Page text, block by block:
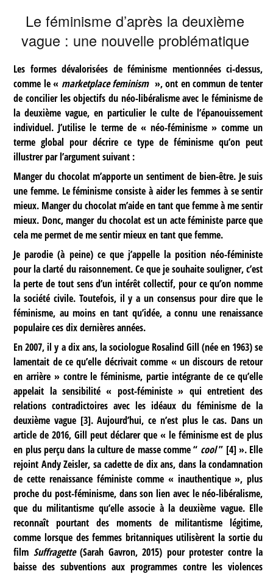
Le féminisme d’après la deuxième
vague : une nouvelle problématique
Les formes dévalorisées de féminisme mentionnées ci-dessus,
comme le « marketplace feminism », ont en commun de tenter
de concilier les objectifs du néo-libéralisme avec le féminisme de
la deuxième vague, en particulier le culte de l’épanouissement
individuel. J’utilise le terme de « néo-féminisme » comme un
terme global pour décrire ce type de féminisme qu’on peut
illustrer par l’argument suivant :
Manger du chocolat m’apporte un sentiment de bien-être. Je suis
une femme. Le féminisme consiste à aider les femmes à se sentir
mieux. Manger du chocolat m’aide en tant que femme à me sentir
mieux. Donc, manger du chocolat est un acte féministe parce que
cela me permet de me sentir mieux en tant que femme.
Je parodie (à peine) ce que j’appelle la position néo-féministe
pour la clarté du raisonnement. Ce que je souhaite souligner, c’est
la perte de tout sens d’un intérêt collectif, pour ce qu’on nomme
la société civile. Toutefois, il y a un consensus pour dire que le
féminisme, au moins en tant qu’idée, a connu une renaissance
populaire ces dix dernières années.
En 2007, il y a dix ans, la sociologue Rosalind Gill (née en 1963) se
lamentait de ce qu’elle décrivait comme « un discours de retour
en arrière » contre le féminisme, partie intégrante de ce qu’elle
appelait la sensibilité « post-féministe » qui entretient des
relations contradictoires avec les idéaux du féminisme de la
deuxième vague[3]. Aujourd’hui, ce n’est plus le cas. Dans un
article de 2016, Gill peut déclarer que « le féminisme est de plus
en plus perçu dans la culture de masse comme “ cool” [4] ». Elle
rejoint Andy Zeisler, sa cadette de dix ans, dans la condamnation
de cette renaissance féministe comme « inauthentique », plus
proche du post-féminisme, dans son lien avec le néo-libéralisme,
que du militantisme qu’elle associe à la deuxième vague. Elle
reconnaît pourtant des moments de militantisme légitime,
comme lorsque des femmes britanniques utilisèrent la sortie du
film Suffragette(Sarah Gavron, 2015) pour protester contre la
baisse des subventions aux programmes contre les violences